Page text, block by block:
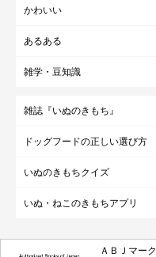
かわいい
あるある
雑学・豆知識
雑誌『いぬのきもち』
ドッグフードの正しい選び方
いぬのきもちクイズ
いぬ・ねこのきもちアプリ
ＡＢＪマー